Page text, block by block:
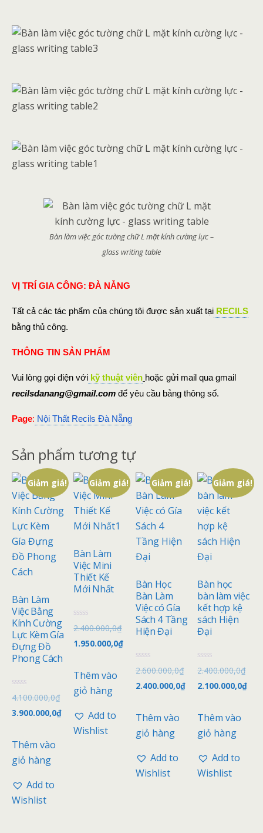
Bàn làm việc góc tường chữ L mặt kính cường lực –
glass writing table
VỊ TRÍ GIA CÔNG: ĐÀ NẴNG
Tất cả các tác phẩm của chúng tôi được sản xuất tại RECILS
bằng thủ công.
THÔNG TIN SẢN PHẨM
Vui lòng gọi điện với kỹ thuật viên hoặc gửi mail qua gmail
recilsdanang@gmail.com để yêu cầu bảng thông số.
Page: Nội Thất Recils Đà Nẵng
Sản phẩm tương tự
Giảm giá!
Bàn Làm
Việc Bằng
Kính Cường
Lực Kèm Gía
Đựng Đồ
Phong Cách
Đ
ư
ợ
c
p
h
n
5
a
4.100.000,0₫
3.900.000,0₫
Thêm vào
giỏ hàng
Add to
Wishlist
Giảm giá!
Bàn Làm
Việc Mini
Thiết Kế
Mới Nhất
Đ
ư
ợ
c
p
h
n
5
a
2.400.000,0₫
1.950.000,0₫
Thêm vào
giỏ hàng
Add to
Wishlist
Giảm giá!
Bàn Học
Bàn Làm
Việc có Gía
Sách 4 Tầng
Hiện Đại
Đ
ư
ợ
c
p
h
n
5
a
2.600.000,0₫
2.400.000,0₫
Thêm vào
giỏ hàng
Add to
Wishlist
Giảm giá!
Bàn học
bàn làm việc
kết hợp kệ
sách Hiện
Đại
Đ
ư
ợ
c
p
h
n
5
a
2.400.000,0₫
2.100.000,0₫
Thêm vào
giỏ hàng
Add to
Wishlist